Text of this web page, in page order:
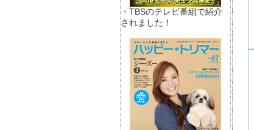
・TBSのテレビ番組で紹介
されました！